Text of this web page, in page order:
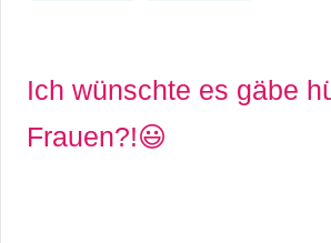
Ich wünschte es gäbe
Frauen?!😃